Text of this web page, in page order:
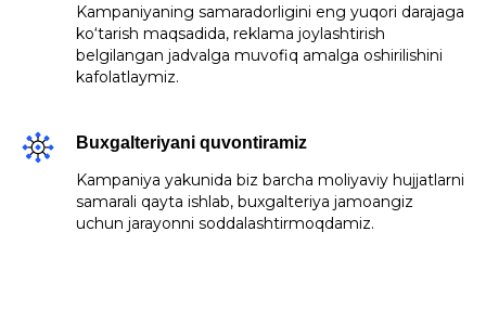
Kampaniyaning samaradorligini eng yuqori darajaga
ko‘tarish maqsadida, reklama joylashtirish
belgilangan jadvalga muvofiq amalga oshirilishini
kafolatlaymiz.
Buxgalteriyani quvontiramiz
Kampaniya yakunida biz barcha moliyaviy hujjatlarni
samarali qayta ishlab, buxgalteriya jamoangiz
uchun jarayonni soddalashtirmoqdamiz.